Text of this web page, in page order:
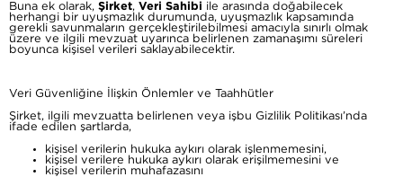
Buna ek olarak, Şirket, Veri Sahibi ile arasında doğabilecek
herhangi bir uyuşmazlık durumunda, uyuşmazlık kapsamında
gerekli savunmaların gerçekleştirilebilmesi amacıyla sınırlı olmak
üzere ve ilgili mevzuat uyarınca belirlenen zamanaşımı süreleri
boyunca kişisel verileri saklayabilecektir.
Veri Güvenliğine İlişkin Önlemler ve Taahhütler
Şirket, ilgili mevzuatta belirlenen veya işbu Gizlilik Politikası’nda
ifade edilen şartlarda,
kişisel verilerin hukuka aykırı olarak işlenmemesini,
kişisel verilere hukuka aykırı olarak erişilmemesini ve
kişisel verilerin muhafazasını